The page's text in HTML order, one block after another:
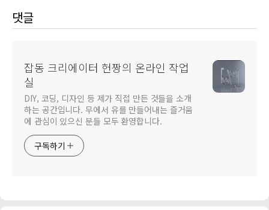
댓글
잡동 크리에이터 헌짱의 온라인 작업
실
DIY, 코딩, 디자인 등 제가 직접 만든 것들을 소개
하는 공간입니다. 무에서 유를 만들어내는 즐거움
에 관심이 있으신 분들 모두 환영합니다.
구독하기